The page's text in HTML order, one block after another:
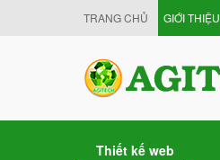
TRANG CHỦ GIỚI THIỆU
Thiết kế web